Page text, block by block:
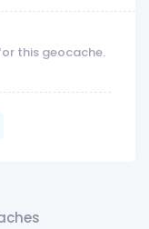
this geocache.